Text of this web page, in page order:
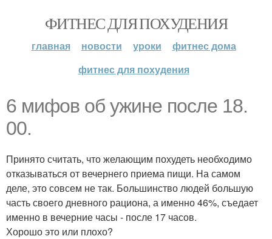
ФИТНЕС ДЛЯ ПОХУДЕНИЯ
главная новости уроки
фитнес дома
фитнес для похудения
6 мифов об ужине после 18.
00.
Принято считать, что желающим похудеть необходимо
отказываться от вечернего приема пищи. На самом
деле, это совсем не так. Большинство людей большую
часть своего дневного рациона, а именно 46%, съедает
именно в вечерние часы - после 17 часов.
Хорошо это или плохо?